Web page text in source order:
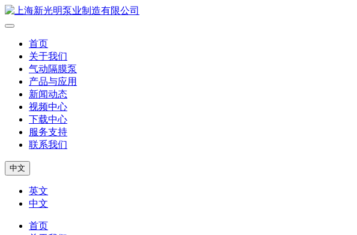
首页
关于我们
气动隔膜泵
产品与应用
新闻动态
视频中心
下载中心
服务支持
联系我们
中文
英文
中文
首页